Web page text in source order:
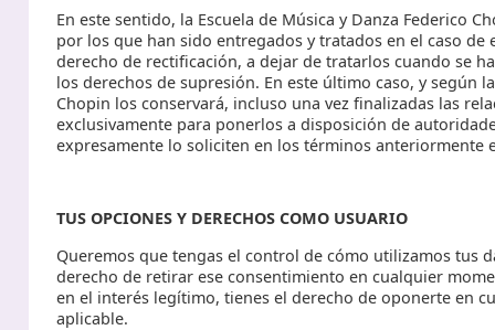
En este sentido, la Escuela de Música y Danza Federico
por los que han sido entregados y tratados en el caso
derecho de rectificación, a dejar de tratarlos cuando se
los derechos de supresión. En este último caso, y según
Chopin los conservará, incluso una vez finalizadas las
exclusivamente para ponerlos a disposición de
expresamente lo soliciten en los términos anteriormente
TUS OPCIONES Y DERECHOS COMO USUARIO
Queremos que tengas el control de cómo utilizamos tus
derecho de retirar ese consentimiento en cualquier
en el interés legítimo, tienes el derecho de oponerte en
aplicable.